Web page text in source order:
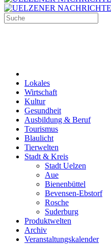
Lokales
Wirtschaft
Kultur
Gesundheit
Ausbildung & Beruf
Tourismus
Blaulicht
Tierwelten
Stadt & Kreis
Stadt Uelzen
Aue
Bienenbüttel
Bevensen-Ebstorf
Rosche
Suderburg
Produktwelten
Archiv
Veranstaltungskalender